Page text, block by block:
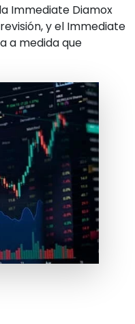
Immediate Diamox
revisión, y el Immediate
a medida que